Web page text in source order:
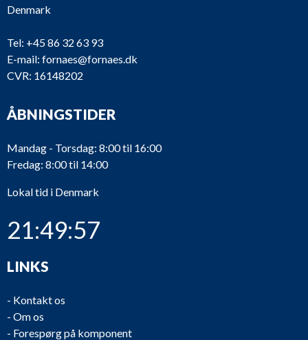
Denmark
Tel: +45 86 32 63 93
E-mail: fornaes@fornaes.dk
CVR: 16148202
ÅBNINGSTIDER
Mandag - Torsdag: 8:00 til 16:00
Fredag: 8:00 til 14:00
Lokal tid i Denmark
21:49:57
LINKS
- Kontakt os
- Om os
- Forespørg på komponent